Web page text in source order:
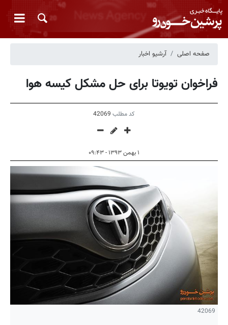
صفحه اصلی آرشیو اخبار
فراخوان تویوتا برای حل مشکل کیسه هوا
کد مطلب 42069
۱ بهمن ۱۳۹۳ - ۰۹:۴۳
42069